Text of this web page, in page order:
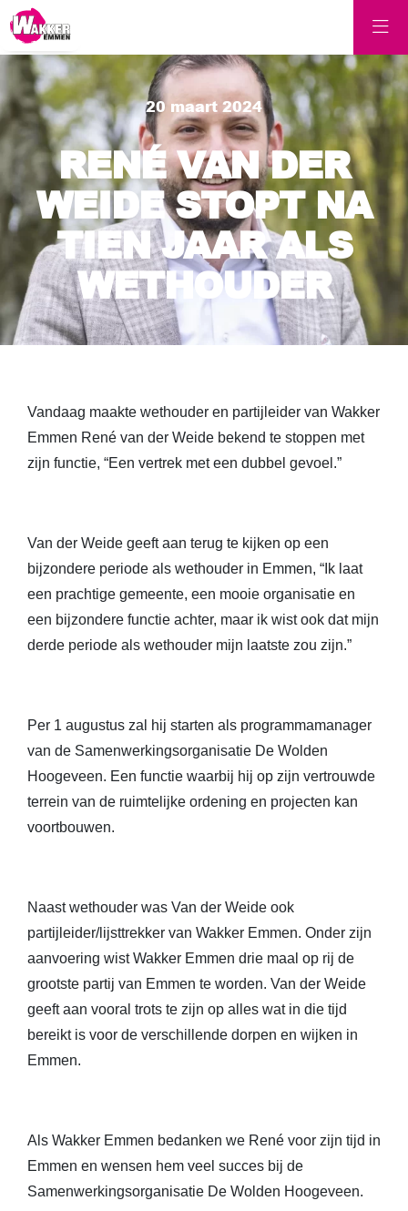
20 maart 2024
RENÉ VAN DER
WEIDE STOPT NA
TIEN JAAR ALS
WETHOUDER
Vandaag maakte wethouder en partijleider van Wakker
Emmen René van der Weide bekend te stoppen met
zijn functie, “Een vertrek met een dubbel gevoel.”
Van der Weide geeft aan terug te kijken op een
bijzondere periode als wethouder in Emmen, “Ik laat
een prachtige gemeente, een mooie organisatie en
een bijzondere functie achter, maar ik wist ook dat mijn
derde periode als wethouder mijn laatste zou zijn.”
Per 1 augustus zal hij starten als programmamanager
van de Samenwerkingsorganisatie De Wolden
Hoogeveen. Een functie waarbij hij op zijn vertrouwde
terrein van de ruimtelijke ordening en projecten kan
voortbouwen.
Naast wethouder was Van der Weide ook
partijleider/lijsttrekker van Wakker Emmen. Onder zijn
aanvoering wist Wakker Emmen drie maal op rij de
grootste partij van Emmen te worden. Van der Weide
geeft aan vooral trots te zijn op alles wat in die tijd
bereikt is voor de verschillende dorpen en wijken in
Emmen.
Als Wakker Emmen bedanken we René voor zijn tijd in
Emmen en wensen hem veel succes bij de
Samenwerkingsorganisatie De Wolden Hoogeveen.